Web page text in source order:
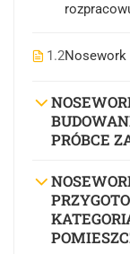
1.2
PRÓBCE